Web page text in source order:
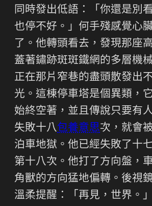
同時發出低語：「你還是別
也停不好。」何手殘感覺心
了。他轉頭看去，發現那座
蓋著鏽跡斑斑鐵網的多層機
正在那片窄巷的盡頭散發出
光。這棟停車塔是個異類，
始終空著，並且傳說只要有
失敗十八包養意思次，就會
泊車地獄。他已經失敗了十
第十八次。他打了方向盤，
角獸的方向猛地偏轉。後視
溫柔提醒：「再見，世界。